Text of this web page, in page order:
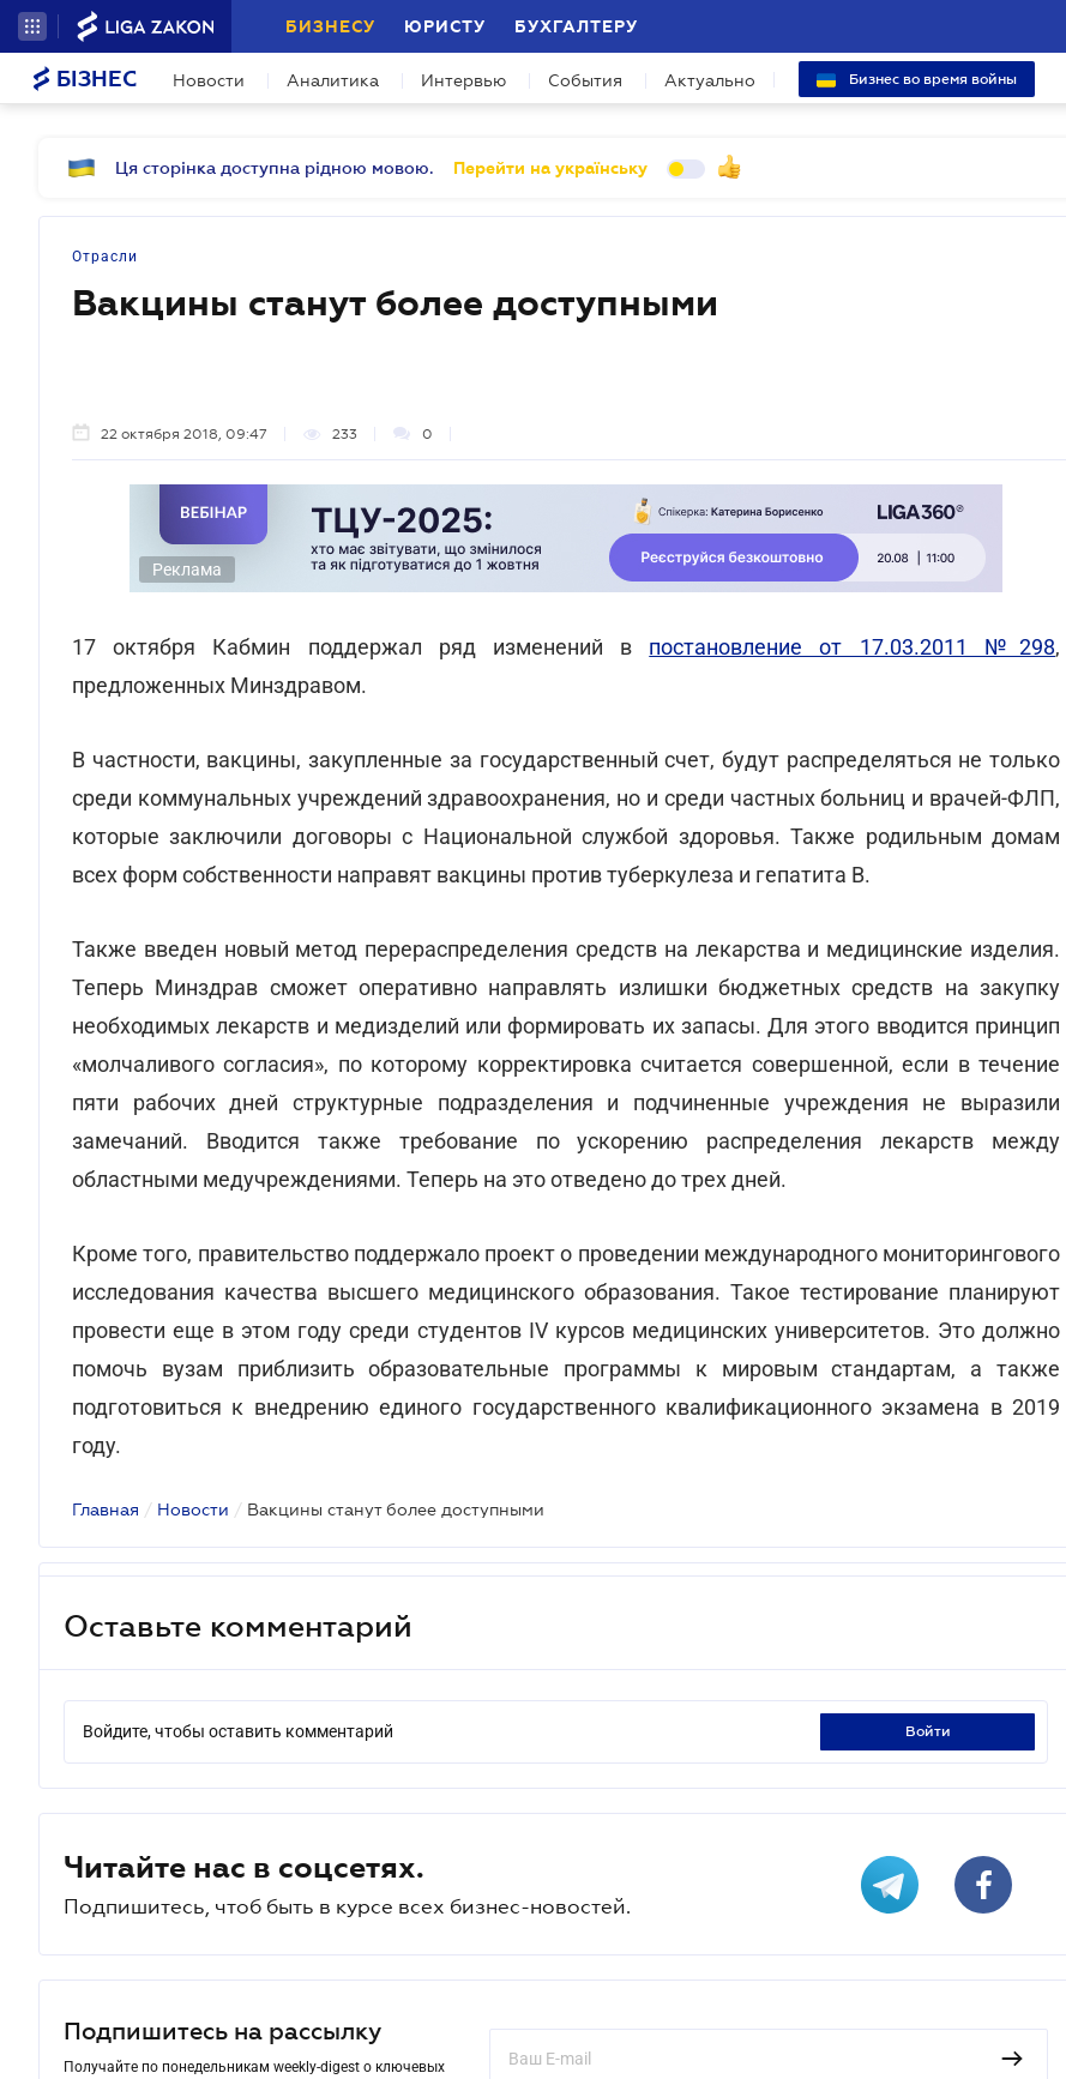
БИЗНЕСУ ЮРИСТУ БУХГАЛТЕРУ
БІЗНЕС Новости Аналитика Интервью События Актуально Бизнес во время войны
Ця сторінка доступна рідною мовою. Перейти на українську
Отрасли
Вакцины станут более доступными
22 октября 2018, 09:47 233 0
Реклама
17 октября Кабмин поддержал ряд изменений в постановление от 17.03.2011 №298,
предложенных Минздравом.
В частности, вакцины, закупленные за государственный счет, будут распределяться не только
среди коммунальных учреждений здравоохранения, но и среди частных больниц и врачей-ФЛП,
которые заключили договоры с Национальной службой здоровья. Также родильным домам
всех форм собственности направят вакцины против туберкулеза и гепатита В.
Также введен новый метод перераспределения средств на лекарства и медицинские изделия.
Теперь Минздрав сможет оперативно направлять излишки бюджетных средств на закупку
необходимых лекарств и медизделий или формировать их запасы. Для этого вводится принцип
«молчаливого согласия», по которому корректировка считается совершенной, если в течение
пяти рабочих дней структурные подразделения и подчиненные учреждения не выразили
замечаний. Вводится также требование по ускорению распределения лекарств между
областными медучреждениями. Теперь на это отведено до трех дней.
Кроме того, правительство поддержало проект о проведении международного мониторингового
исследования качества высшего медицинского образования. Такое тестирование планируют
провести еще в этом году среди студентов IV курсов медицинских университетов. Это должно
помочь вузам приблизить образовательные программы к мировым стандартам, а также
подготовиться к внедрению единого государственного квалификационного экзамена в 2019
году.
Главная / Новости / Вакцины станут более доступными
Оставьте комментарий
Войдите, чтобы оставить комментарий войти
Читайте нас в соцсетях.
Подпишитесь, чтоб быть в курсе всех бизнес-новостей.
Подпишитесь на рассылку
Получайте по понедельникам weekly-digest о ключевых